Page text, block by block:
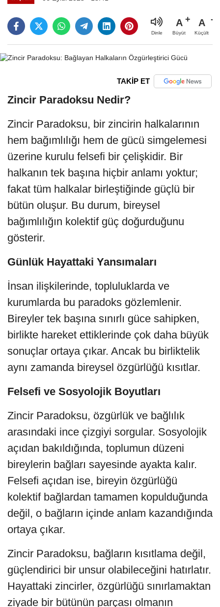
Dinle
A
Büyüt
A
Küçült
TAKİP ET
Zincir Paradoksu Nedir?
Zincir Paradoksu, bir zincirin halkalarının
hem bağımlılığı hem de gücü simgelemesi
üzerine kurulu felsefi bir çelişkidir. Bir
halkanın tek başına hiçbir anlamı yoktur;
fakat tüm halkalar birleştiğinde güçlü bir
bütün oluşur. Bu durum, bireysel
bağımlılığın kolektif güç doğurduğunu
gösterir.
Günlük Hayattaki Yansımaları
İnsan ilişkilerinde, topluluklarda ve
kurumlarda bu paradoks gözlemlenir.
Bireyler tek başına sınırlı güce sahipken,
birlikte hareket ettiklerinde çok daha büyük
sonuçlar ortaya çıkar. Ancak bu birliktelik
aynı zamanda bireysel özgürlüğü kısıtlar.
Felsefi ve Sosyolojik Boyutları
Zincir Paradoksu, özgürlük ve bağlılık
arasındaki ince çizgiyi sorgular. Sosyolojik
açıdan bakıldığında, toplumun düzeni
bireylerin bağları sayesinde ayakta kalır.
Felsefi açıdan ise, bireyin özgürlüğü
kolektif bağlardan tamamen kopulduğunda
değil, o bağların içinde anlam kazandığında
ortaya çıkar.
Zincir Paradoksu, bağların kısıtlama değil,
güçlendirici bir unsur olabileceğini hatırlatır.
Hayattaki zincirler, özgürlüğü sınırlamaktan
ziyade bir bütünün parçası olmanın